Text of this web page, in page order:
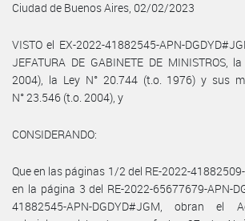
Ciudad de Buenos Aires, 02/02/2023
VISTO el EX-2022-41882545-APN-
JEFATURA DE GABINETE DE MINISTROS,
2004), la Ley N° 20.744 (t.o. 1976) y sus
N° 23.546 (t.o. 2004), y
CONSIDERANDO:
Que en las páginas 1/2 del RE-2022-
en la página 3 del RE-2022-65677679-APN-
41882545-APN-DGDYD#JGM, obran el